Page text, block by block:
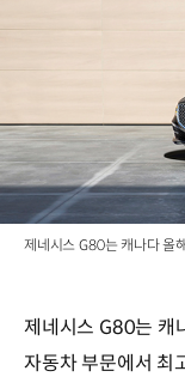
제네시스 G80는 캐나다 올
제네시스 G80는 캐
자동차 부문에서 최